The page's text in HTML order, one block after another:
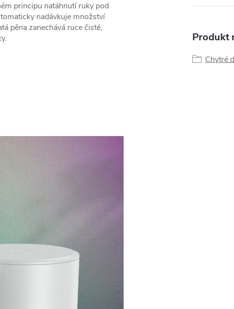
principu natáhnutí ruky pod
nadávkuje množství
pěna zanechává ruce čisté,
Produkt
Chytré